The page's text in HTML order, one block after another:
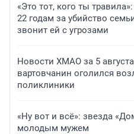
«Это тот, кого ты
22 годам за убийство
звонит ей с угрозами
Новости ХМАО за 5
вартовчанин оголился
поликлиники
«Ну вот и всё»: звезда
молодым мужем